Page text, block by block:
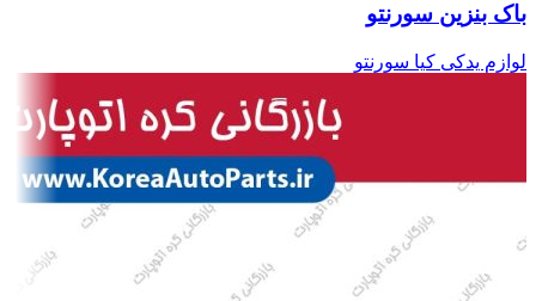
باک بنزین سورنتو
لوازم یدکی کیا سورنتو